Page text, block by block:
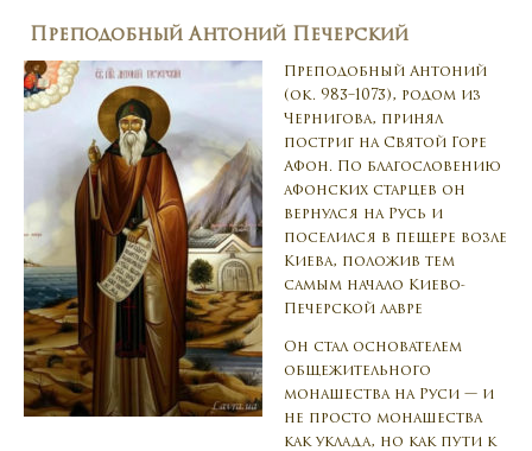
Преподобный Антоний Печерский
Преподобный Антоний
(ок. 983–1073), родом из
Чернигова, принял
постриг на Святой Горе
Афон. По благословению
афонских старцев он
вернулся на Русь и
поселился в пещере возле
Киева, положив тем
самым начало Киево-
Печерской лавре
Он стал основателем
общежительного
монашества на Руси — и
не просто монашества
как уклада, но как пути к